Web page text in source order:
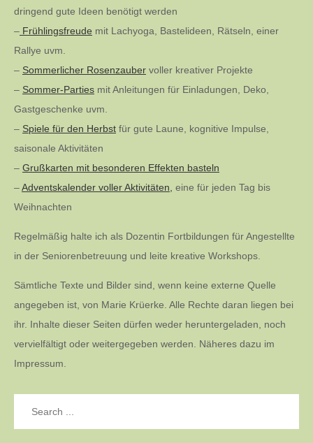
dringend gute Ideen benötigt werden
– Frühlingsfreude mit Lachyoga, Bastelideen, Rätseln, einer
Rallye uvm.
– Sommerlicher Rosenzauber voller kreativer Projekte
– Sommer-Parties mit Anleitungen für Einladungen, Deko,
Gastgeschenke uvm.
– Spiele für den Herbst für gute Laune, kognitive Impulse,
saisonale Aktivitäten
– Grußkarten mit besonderen Effekten basteln
–Adventskalender voller Aktivitäten, eine für jeden Tag bis
Weihnachten
Regelmäßig halte ich als Dozentin Fortbildungen für Angestellte
in der Seniorenbetreuung und leite kreative Workshops.
Sämtliche Texte und Bilder sind, wenn keine externe Quelle
angegeben ist, von Marie Krüerke. Alle Rechte daran liegen bei
ihr. Inhalte dieser Seiten dürfen weder heruntergeladen, noch
vervielfältigt oder weitergegeben werden. Näheres dazu im
Impressum.